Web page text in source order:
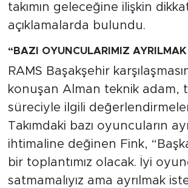
takımın geleceğine ilişkin
açıklamalarda bulundu.
“BAZI OYUNCULARIMIZ
RAMS Başakşehir
konuşan Alman teknik adam,
süreciyle ilgili
Takımdaki bazı oyuncuların
ihtimaline değinen Fink,
bir toplantımız olacak. İyi
satmamalıyız ama ayrılmak